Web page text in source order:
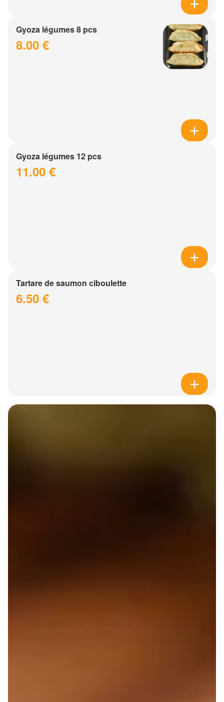
Gyoza légumes 8 pcs
8.00 €
Gyoza légumes 12 pcs
11.00 €
Tartare de saumon ciboulette
6.50 €